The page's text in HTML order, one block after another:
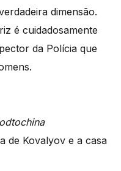
dimensão.
é cuidadosamente
da Polícia que
de Kovalyov e a casa